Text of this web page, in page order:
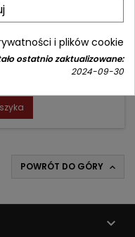
Yu
(0)
for Repairing
People Thrive
POWRÓT DO GÓRY 

i plików cookie
ostatnio zaktualizowane:
2024-09-30